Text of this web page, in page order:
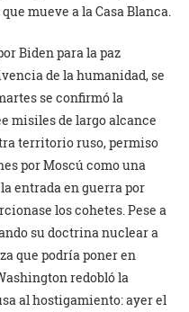
mueve a la Casa Blanca.
Biden para la paz
de la humanidad, se
se confirmó la
misiles de largo alcance
territorio ruso, permiso
por Moscú como una
entrada en guerra por
los cohetes. Pese a
su doctrina nuclear a
que podría poner en
redobló la
al hostigamiento: ayer el